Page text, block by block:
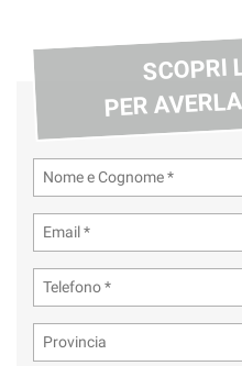
SCOPRI
PER
in
qualsiasi
momento.
Cookie necessari